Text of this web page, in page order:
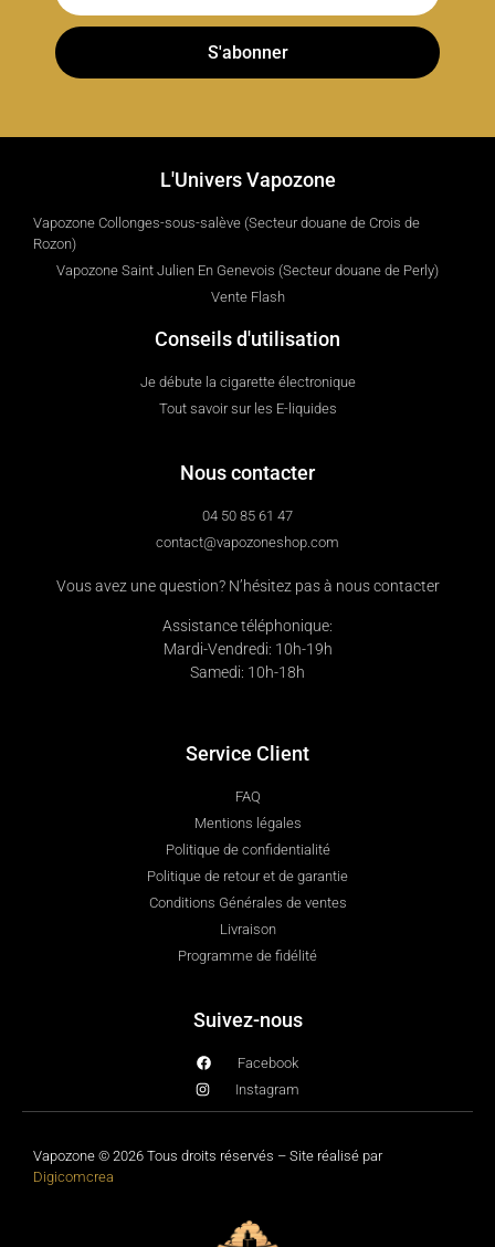
S'abonner
L'Univers Vapozone
Vapozone Collonges-sous-salève (Secteur douane de Crois de
Rozon)
Vapozone Saint Julien En Genevois (Secteur douane de Perly)
Vente Flash
Conseils d'utilisation
Je débute la cigarette électronique
Tout savoir sur les E-liquides
Nous contacter
04 50 85 61 47
contact@vapozoneshop.com
Vous avez une question? N’hésitez pas à nous contacter
Assistance téléphonique:
Mardi-Vendredi: 10h-19h
Samedi: 10h-18h
Service Client
FAQ
Mentions légales
Politique de confidentialité
Politique de retour et de garantie
Conditions Générales de ventes
Livraison
Programme de fidélité
Suivez-nous
Facebook
Instagram
Vapozone © 2026 Tous droits réservés – Site réalisé par
Digicomcrea